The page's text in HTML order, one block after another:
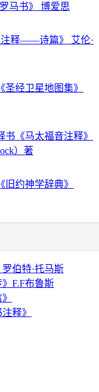
马书》 博爱思
注释——诗篇》 艾伦·
圣经卫星地图集》
书《马太福音注释》
）著
旧约神学辞典》
伯特·托马斯
F.F布鲁斯
释》